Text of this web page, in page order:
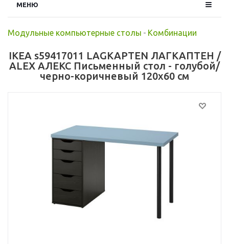
МЕНЮ
Модульные компьютерные столы - Комбинации
IKEA s59417011 LAGKAPTEN ЛАГКАПТЕН /
ALEX АЛЕКС Письменный стол - голубой/
черно-коричневый 120x60 см